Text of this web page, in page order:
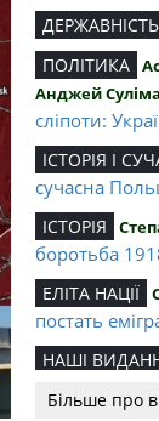
ДЕРЖАВНІСТЬ
ПОЛІТИКА
Анджей
сліпоти:
ІСТОРІЯ І
сучасна
ІСТОРІЯ
боротьба
ЕЛІТА НАЦІЇ
постать
НАШІ
Романчука
Більше про